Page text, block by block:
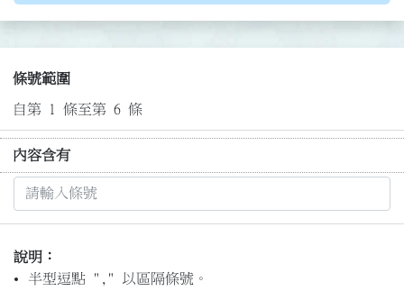
條號範圍
自第 1 條至第 6 條
內容含有
說明：
半型逗點 "," 以區隔條號。